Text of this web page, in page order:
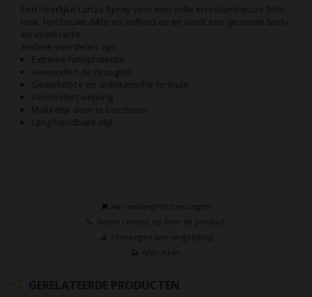
Een heerlijke Lanza Spray voor een volle en volumineuze föhn
look. Het bouwt dikte en volheid op en biedt een gezonde body
en veerkracht.
Andere voordelen zijn:
Extreme hitteprotectie
Vermindert de droogtijd
Gewichtloze en antistatische formule
Vermindert wrijving
Makkelijk door te borstelen
Lang houdbare stijl
Aan verlanglijst toevoegen
Neem contact op over dit product
Toevoegen aan vergelijking
Afdrukken
GERELATEERDE PRODUCTEN